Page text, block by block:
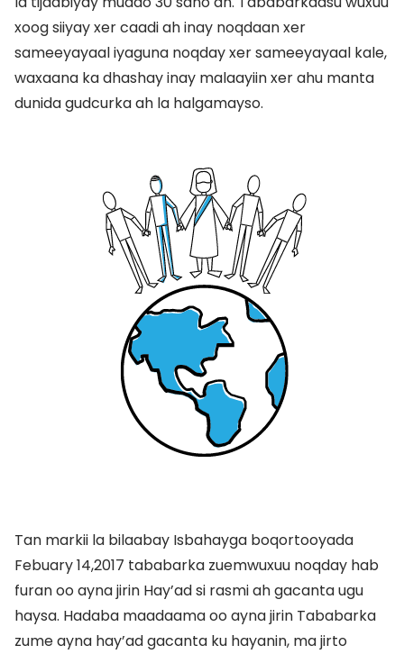
xoog siiyay xer caadi ah inay noqdaan xer
sameeyayaal iyaguna noqday xer sameeyayaal kale,
waxaana ka dhashay inay malaayiin xer ahu manta
dunida gudcurka ah la halgamayso.
Tan markii la bilaabay Isbahayga boqortooyada
Febuary 14,2017 tababarka zuemwuxuu noqday hab
furan oo ayna jirin Hay’ad si rasmi ah gacanta ugu
haysa. Hadaba maadaama oo ayna jirin Tababarka
zume ayna hay’ad gacanta ku hayanin, ma jirto